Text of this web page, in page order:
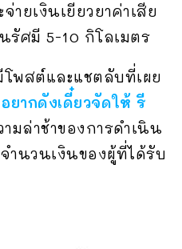
ายเงินเยียวยาค่าเสีย
รัศมี 5-10 กิโลเมตร
พสต์และแชตลับที่เผย
อยากดังเดี๋ยวจัดให้ รี
มล่าช้าของการดำเนิน
ำนวนเงินของผู้ที่ได้รับ